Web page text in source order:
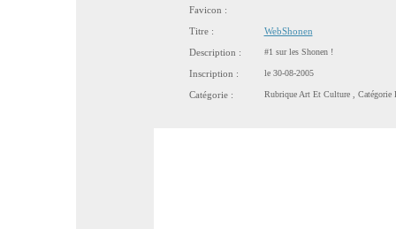
Favicon :
Titre :
WebShonen
Description :
#1 sur les Shonen !
Inscription : le 30-08-2005
Catégorie : Rubrique Art Et Culture, Catégorie